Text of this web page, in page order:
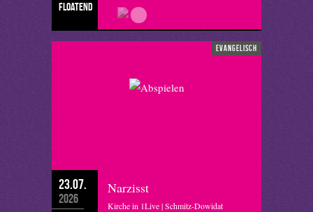
floatend
evangelisch
23.07.
2026
Narzisst
Kirche in 1Live | Schmitz-Dowidat